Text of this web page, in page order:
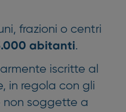
frazioni o centri
abitanti.
iscritte al
in regola con gli
non soggette a